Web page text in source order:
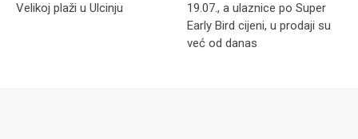
Velikoj plaži u Ulcinju
19.07., a ulaznice po Super
Early Bird cijeni, u prodaji su
već od danas